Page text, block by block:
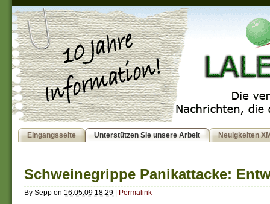
Eingangsseite Unterstützen Sie unsere Arbeit Neuigkeiten
Schweinegrippe Panikattacke:
By Sepp on 16.05.09 18:29 | Permalink